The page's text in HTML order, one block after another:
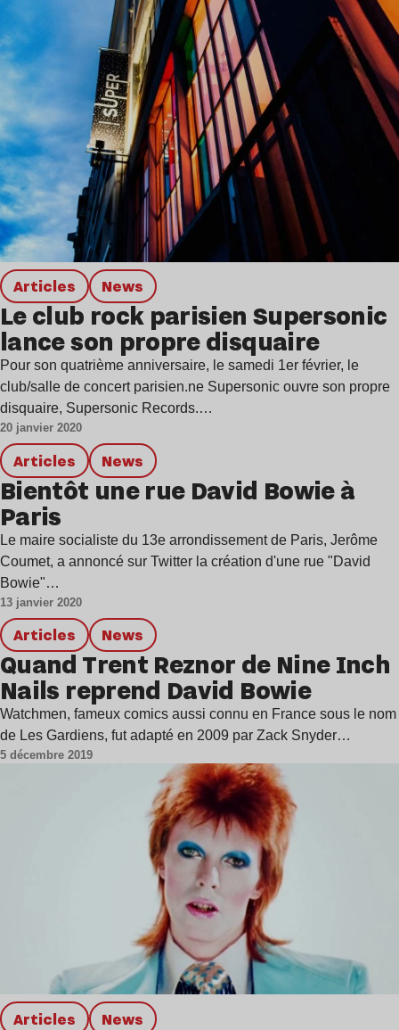
Articles news
Le club rock parisien Supersonic
lance son propre disquaire
Pour son quatrième anniversaire, le samedi 1er février, le
club/salle de concert parisien.ne Supersonic ouvre son propre
disquaire, Supersonic Records.…
20 janvier 2020
Articles news
Bientôt une rue David Bowie à
Paris
Le maire socialiste du 13e arrondissement de Paris, Jerôme
Coumet, a annoncé sur Twitter la création d'une rue "David
Bowie"…
13 janvier 2020
Articles news
Quand Trent Reznor de Nine Inch
Nails reprend David Bowie
Watchmen, fameux comics aussi connu en France sous le nom
de Les Gardiens, fut adapté en 2009 par Zack Snyder…
5 décembre 2019
Articles news